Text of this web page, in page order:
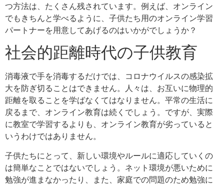
つ方法は、たくさん残されています。例えば、オンライン
でもきちんと学べるように、子供たち用のオンライン学習
パートナーを用意してあげるのはいかがでしょうか？
社会的距離時代の子供教育
消毒液で手を消毒するだけでは、コロナウイルスの感染拡
大を防ぎ切ることはできません。人々は、お互いに物理的
距離を取ることを学ばなくてはなりません。平常の生活に
戻るまで、オンライン教育は続くでしょう。ですが、実際
に教室で学習するよりも、オンライン教育が劣っていると
いうわけではありません。
子供たちにとって、新しい環境やルールに適応していくの
は簡単なことではないでしょう。ネット環境が悪いために
勉強が進まなかったり、また、家庭での問題のため勉強に